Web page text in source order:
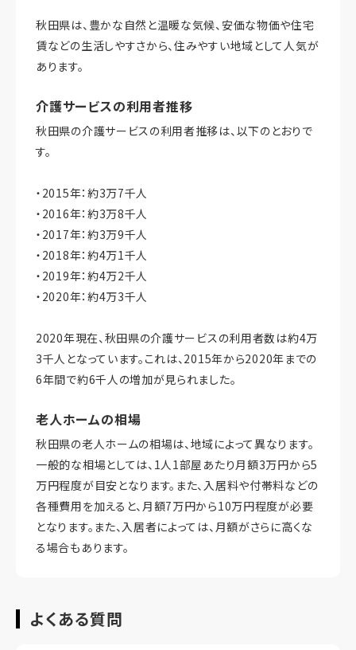
秋田県は、豊かな自然と温暖な気候、安価な物価や住宅
賃などの生活しやすさから、住みやすい地域として人気が
あります。
介護サービスの利用者推移
秋田県の介護サービスの利用者推移は、以下のとおりで
す。
・2015年：約3万7千人
・2016年：約3万8千人
・2017年：約3万9千人
・2018年：約4万1千人
・2019年：約4万2千人
・2020年：約4万3千人
2020年現在、秋田県の介護サービスの利用者数は約4万
3千人となっています。これは、2015年から2020年までの
6年間で約6千人の増加が見られました。
老人ホームの相場
秋田県の老人ホームの相場は、地域によって異なります。
一般的な相場としては、1人1部屋あたり月額3万円から5
万円程度が目安となります。また、入居料や付帯料などの
各種費用を加えると、月額7万円から10万円程度が必要
となります。また、入居者によっては、月額がさらに高くな
る場合もあります。
よくある質問